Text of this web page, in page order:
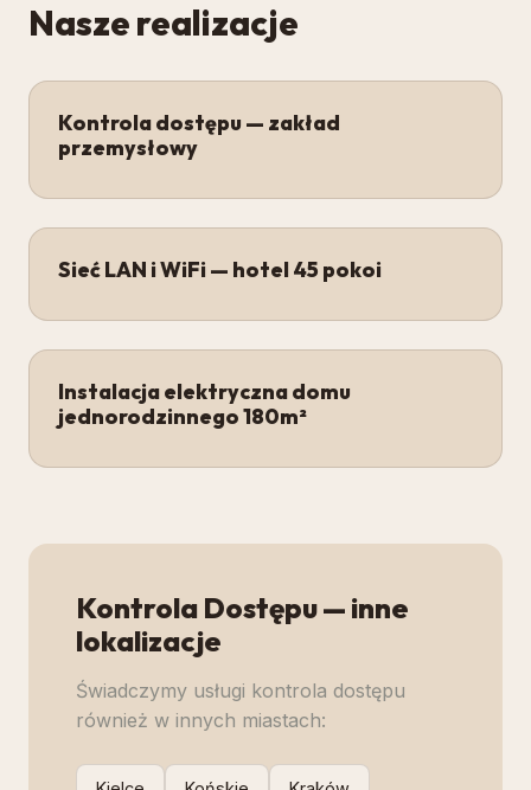
Nasze realizacje
Kontrola dostępu — zakład
przemysłowy
Sieć LAN i WiFi — hotel 45 pokoi
Instalacja elektryczna domu
jednorodzinnego 180m²
Kontrola Dostępu— inne
lokalizacje
Świadczymy usługi kontrola dostępu
również w innych miastach: